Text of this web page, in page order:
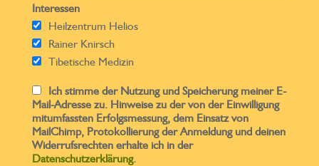
Interessen
Heilzentrum Helios
Rainer Knirsch
Tibetische Medizin
Ich stimme der Nutzung und Speicherung meiner E-
Mail-Adresse zu. Hinweise zu der von der Einwilligung
mitumfassten Erfolgsmessung, dem Einsatz von
MailChimp, Protokollierung der Anmeldung und deinen
Widerrufsrechten erhalte ich in der
Datenschutzerklärung.